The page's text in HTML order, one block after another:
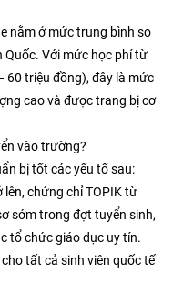
nằm ở mức trung bình so
Với mức học phí từ
60 triệu đồng), đây là mức
cao và được trang bị cơ
vào trường?
bị tốt các yếu tố sau:
chứng chỉ TOPIK từ
sớm trong đợt tuyển sinh,
tổ chức giáo dục uy tín.
tất cả sinh viên quốc tế